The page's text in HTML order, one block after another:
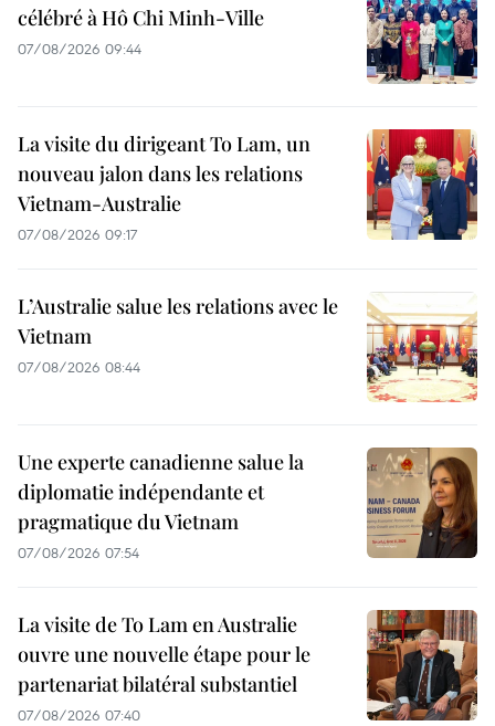
célébré à Hô Chi Minh-Ville
07/08/2026 09:44
La visite du dirigeant To Lam, un
nouveau jalon dans les relations
Vietnam-Australie
07/08/2026 09:17
L’Australie salue les relations avec le
Vietnam
07/08/2026 08:44
Une experte canadienne salue la
diplomatie indépendante et
pragmatique du Vietnam
07/08/2026 07:54
La visite de To Lam en Australie
ouvre une nouvelle étape pour le
partenariat bilatéral substantiel
07/08/2026 07:40